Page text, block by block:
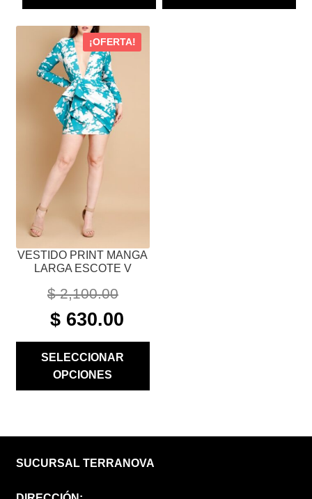
VESTIDO PRINT MANGA
LARGA ESCOTE V
¡OFERTA!
$2,100.00
ORIGINAL
PRICE
$ 2,100.00.
$ 630.00
SELECCIONAR
OPCIONES
PRODUCTO
TIENE
MÚLTIPLES
VARIANTES.
OPCIONES
PUEDEN
ELEGIR
DE
SUCURSAL TERRANOVA